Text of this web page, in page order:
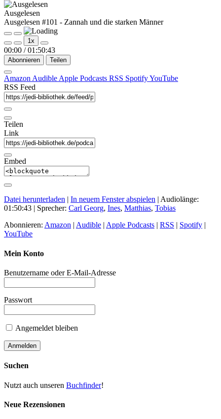
Ausgelesen
Ausgelesen #101 - Zannah und die starken Männer
Play
Episode
Pause
Episode
1x
00:00 / 01:50:43
Abonnieren Teilen
AmazonAudibleApple Podcasts RSS SpotifyYouTube
RSS Feed
Teilen
Link
Embed
Datei herunterladen In neuem Fenster abspielen Audiolänge:
01:50:43 | Sprecher: Carl Georg, Ines, Matthias, Tobias
Abonnieren: Amazon Audible Apple Podcasts RSS Spotify
YouTube
Mein Konto
Benutzername oder E-Mail-Adresse
Passwort
Angemeldet bleiben
Suchen
Nutzt auch unseren Buchfinder!
Neue Rezensionen